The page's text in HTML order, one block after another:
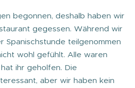
begonnen, deshalb haben wir
gegessen. Während wir
Spanischstunde teilgenommen
wohl gefühlt. Alle waren
ihr geholfen. Die
aber wir haben kein